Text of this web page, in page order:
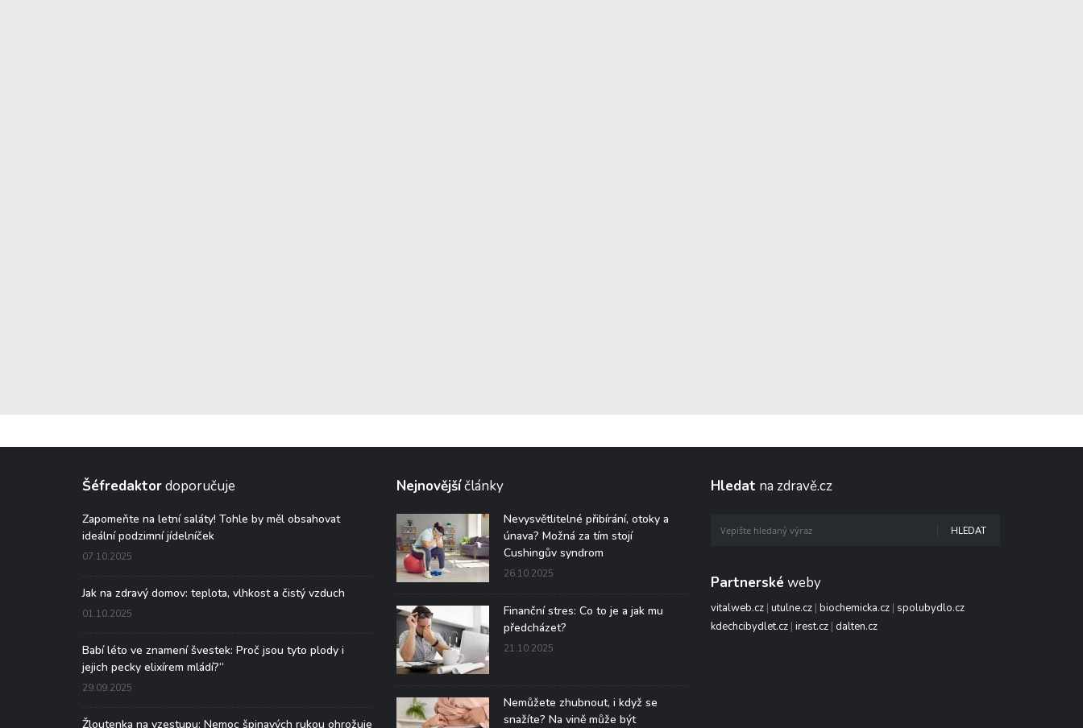
Šéfredaktordoporučuje
Zapomeňte na letní saláty! Tohle by měl obsahovat
ideální podzimní jídelníček
07.10.2025
Jak na zdravý domov: teplota, vlhkost a čistý vzduch
01.10.2025
Babí léto ve znamení švestek: Proč jsou tyto plody i
jejich pecky elixírem mládí?“
29.09.2025
Žloutenka na vzestupu: Nemoc špinavých rukou ohrožuje
Nejnovějšíčlánky
Nevysvětlitelné přibírání, otoky a
únava? Možná za tím stojí
Cushingův syndrom
26.10.2025
Finanční stres: Co to je a jak mu
předcházet?
21.10.2025
Nemůžete zhubnout, i když se
snažíte? Na vině může být
Hledat na zdravě.cz
HLEDAT
Partnerské weby
vitalweb.cz| utulne.cz| biochemicka.cz| spolubydlo.cz
kdechcibydlet.cz| irest.cz| dalten.cz